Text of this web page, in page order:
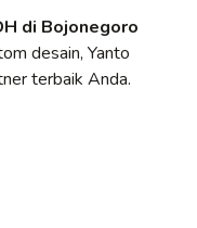
di Bojonegoro
desain, Yanto
terbaik Anda.